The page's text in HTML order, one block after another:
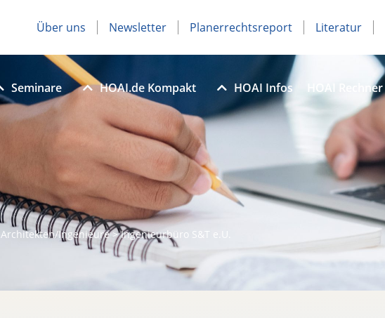
Über uns Newsletter Planerrechtsreport Literatur
Seminare HOAI.de Kompakt HOAI Infos HOAI Rechner
Architekten/Ingenieure>Ingenieurbüro S&T e.U.